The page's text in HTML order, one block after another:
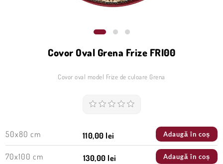
Covor Oval Grena Frize FRI00
Covor oval model Frize de culoare Grena
50x80 cm 110,00 lei Adaugă în coș
70x100 cm 130,00 lei Adaugă în coș